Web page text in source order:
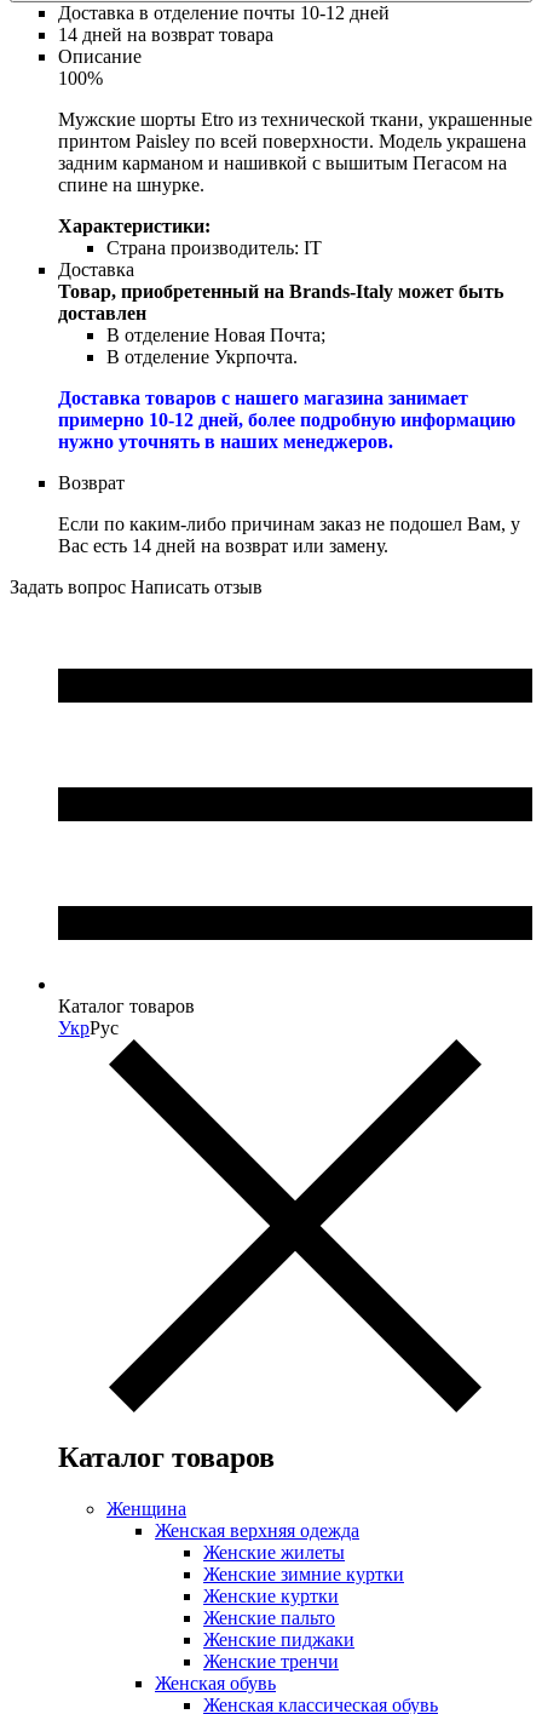
Доставка в отделение почты 10-12 дней
14 дней на возврат товара
Описание
100%
Мужские шорты Etro из технической ткани, украшенные
принтом Paisley по всей поверхности. Модель украшена
задним карманом и нашивкой с вышитым Пегасом на
спине на шнурке.
Характеристики:
Страна производитель: IT
Доставка
Товар, приобретенный на Brands-Italy может быть
доставлен
В отделение Новая Почта;
В отделение Укрпочта.
Доставка товаров с нашего магазина занимает
примерно 10-12 дней, более подробную информацию
нужно уточнять в наших менеджеров.
Возврат
Если по каким-либо причинам заказ не подошел Вам, у
Вас есть 14 дней на возврат или замену.
Задать вопрос Написать отзыв
Каталог товаров
УкрРус
Каталог товаров
Женщина
Женская верхняя одежда
Женские жилеты
Женские зимние куртки
Женские куртки
Женские пальто
Женские пиджаки
Женские тренчи
Женская обувь
Женская классическая обувь